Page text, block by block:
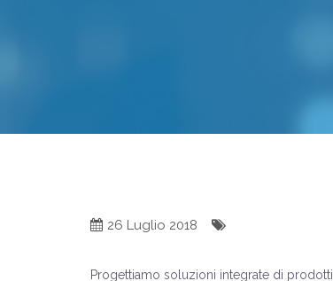
26 Luglio 2018
Progettiamo soluzioni integrate di prodotti